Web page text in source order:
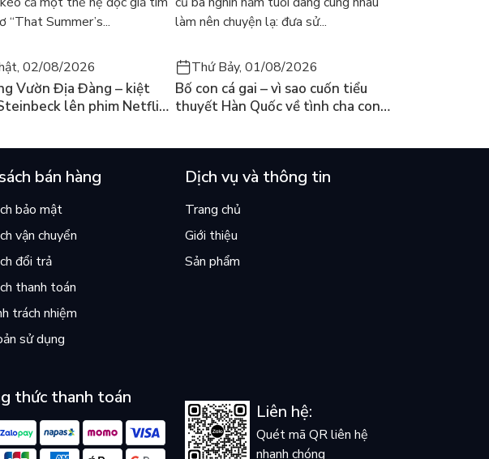
“That Summer’s...
làm nên chuyện lạ: đưa sử...
02/08/2026
Vườn Địa Đàng – kiệt
lên phim Netflix
Thứ Bảy, 01/08/2026
Bố con cá gai – vì sao cuốn tiểu
thuyết Hàn Quốc về tình cha con
bán hàng
bảo mật
vận chuyển
đổi trả
thanh toán
trách nhiệm
sử dụng
Dịch vụ và thông tin
Trang chủ
Giới thiệu
Sản phẩm
thức thanh toán
Liên hệ:
Quét mã QR liên hệ
nhanh chóng